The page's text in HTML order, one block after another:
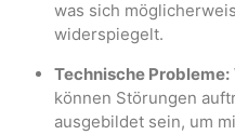
was sich
widerspiegelt.
Technische Probleme:
können Störungen
ausgebildet sein, um